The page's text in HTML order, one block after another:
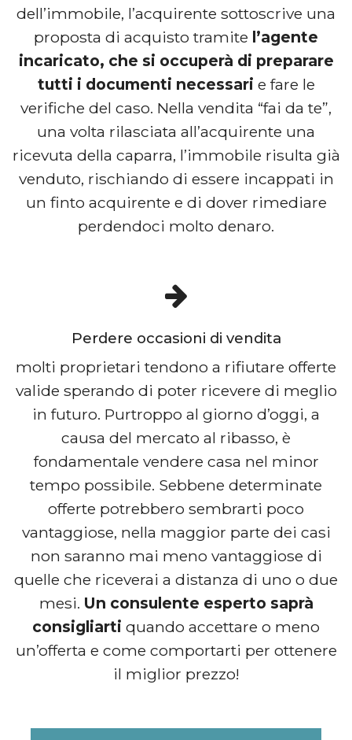
dell’immobile, l’acquirente sottoscrive una
proposta di acquisto tramite l’agente
incaricato, che si occuperà di preparare
tutti i documenti necessari e fare le
verifiche del caso. Nella vendita “fai da te”,
una volta rilasciata all’acquirente una
ricevuta della caparra, l’immobile risulta già
venduto, rischiando di essere incappati in
un finto acquirente e di dover rimediare
perdendoci molto denaro.
Perdere occasioni di vendita
molti proprietari tendono a rifiutare offerte
valide sperando di poter ricevere di meglio
in futuro. Purtroppo al giorno d’oggi, a
causa del mercato al ribasso, è
fondamentale vendere casa nel minor
tempo possibile. Sebbene determinate
offerte potrebbero sembrarti poco
vantaggiose, nella maggior parte dei casi
non saranno mai meno vantaggiose di
quelle che riceverai a distanza di uno o due
mesi. Un consulente esperto saprà
consigliarti quando accettare o meno
un’offerta e come comportarti per ottenere
il miglior prezzo!